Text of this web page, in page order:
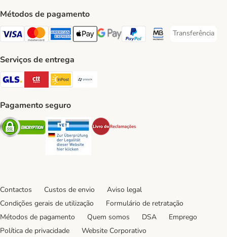
Métodos de pagamento
Visa Payment Method
Mastercard Payment Method
American Express Payment Method
Apple Pay Payment Method
Google Pay Payment Method
PayPal Payment Method
Multibanco Payment
Transferência
Transferência
Serviços de entrega
GLS Shipping Method
CTTExpress Shipping Method
InPost Shipping Method
Pagamento seguro
Security Security
Contactos Custos de envio
Aviso legal
Condições gerais de utilização
Formulário de retratação
Métodos de pagamento
Quem somos DSA
Emprego
Política de privacidade
Website Corporativo